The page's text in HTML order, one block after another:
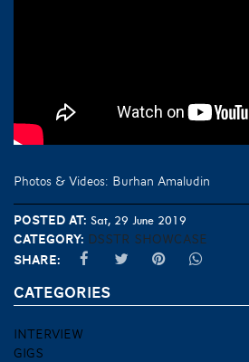
Photos & Videos: Burhan Amaludin
Posted at: Sat, 29 June 2019
Category: DSSTR SHOWCASE
Share:
CATEGORIES
INTERVIEW
GIGS